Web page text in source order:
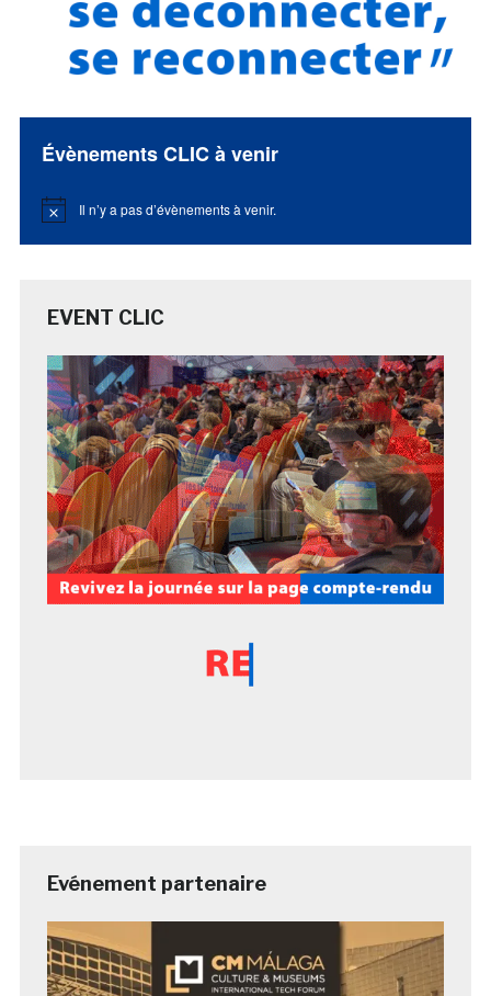
Évènements CLIC à venir
Notice Il n’y a pas d’évènements à venir.
EVENT CLIC
Evénement partenaire